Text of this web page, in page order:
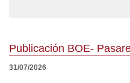
Publicación BOE-
31/07/2026